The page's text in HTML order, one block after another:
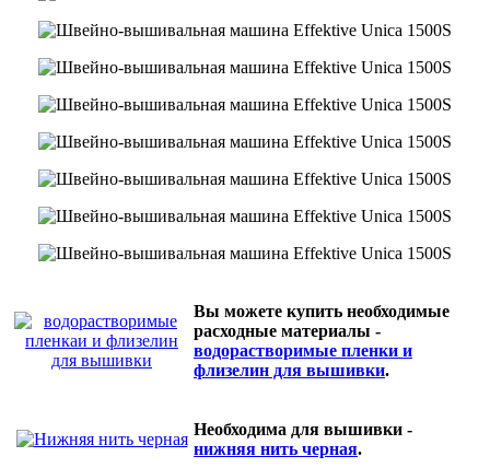
Вы можете купить необходимые
расходные материалы -
водорастворимые пленки и
флизелин для вышивки.
Необходима для вышивки -
нижняя нить черная.